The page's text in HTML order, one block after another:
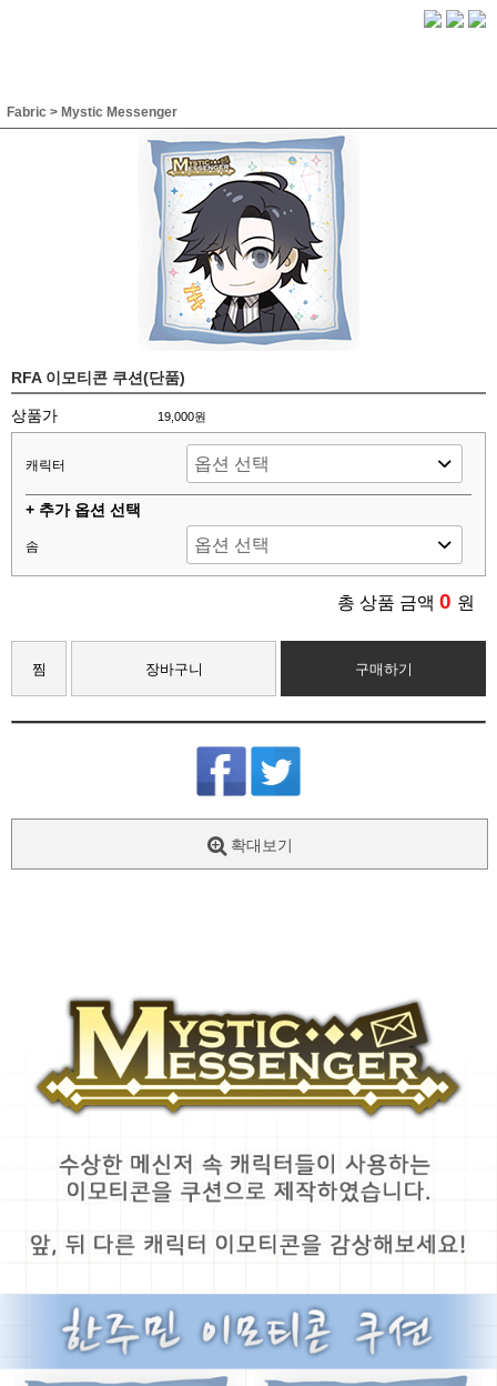
Fabric > Mystic Messenger
RFA 이모티콘 쿠션(단품)
상품가 19,000원
캐릭터
+ 추가 옵션 선택
솜
총 상품 금액 0 원
찜 장바구니 구매하기
확대보기